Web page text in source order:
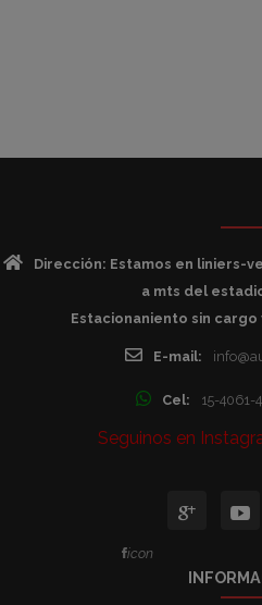
Dirección: Estamos en liniers-
a mts del
Estacionaniento sin cargo
E-mail:
Cel: 15-4061-
Seguinos en
icon